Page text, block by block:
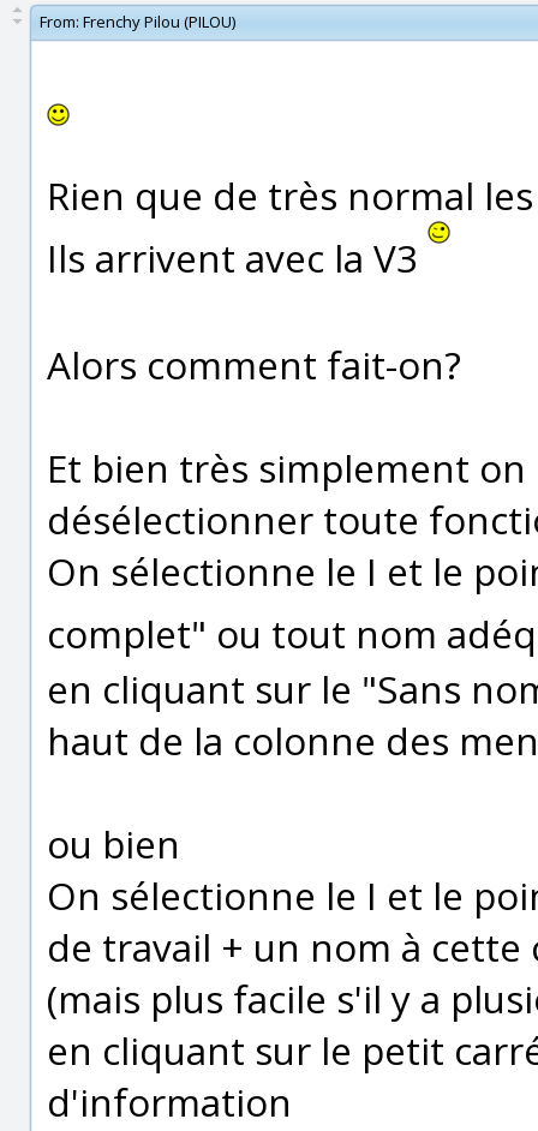
From: Frenchy Pilou (PILOU)
Rien que de très normal
Ils arrivent avec la V3
Alors comment fait-on?
Et bien très simplement
désélectionner toute
On sélectionne le I et le
complet" ou tout nom
en cliquant sur le "Sans
haut de la colonne des
ou bien
On sélectionne le I et le
de travail + un nom à cette
(mais plus facile s'il y a
en cliquant sur le petit
d'information